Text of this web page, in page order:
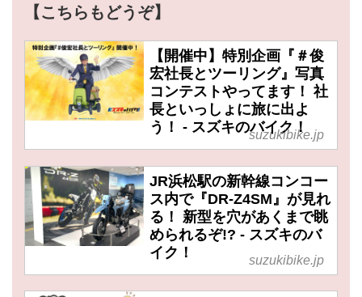
【こちらもどうぞ】
【開催中】特別企画『＃俊
宏社長とツーリング』写真
コンテストやってます！ 社
長といっしょに旅に出よ
う！ - スズキのバイク！
suzukibike.jp
JR浜松駅の新幹線コンコー
ス内で『DR-Z4SM』が見れ
る！ 新型を穴があくまで眺
められるぞ!? - スズキのバ
イク！
suzukibike.jp